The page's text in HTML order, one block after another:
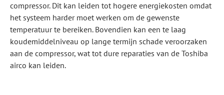
compressor. Dit kan leiden tot hogere energiekosten omdat
het systeem harder moet werken om de gewenste
temperatuur te bereiken. Bovendien kan een te laag
koudemiddelniveau op lange termijn schade veroorzaken
aan de compressor, wat tot dure reparaties van de Toshiba
airco kan leiden.